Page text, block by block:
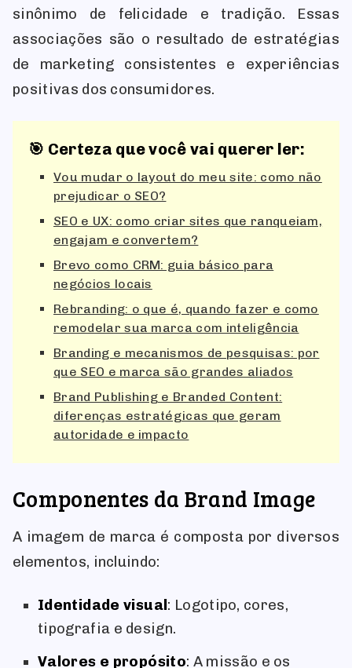
sinônimo de felicidade e tradição. Essas
associações são o resultado de estratégias
de marketing consistentes e experiências
positivas dos consumidores.
🎯 Certeza que você vai querer ler:
Vou mudar o layout do meu site: como não
prejudicar o SEO?
SEO e UX: como criar sites que ranqueiam,
engajam e convertem?
Brevo como CRM: guia básico para
negócios locais
Rebranding: o que é, quando fazer e como
remodelar sua marca com inteligência
Branding e mecanismos de pesquisas: por
que SEO e marca são grandes aliados
Brand Publishing e Branded Content:
diferenças estratégicas que geram
autoridade e impacto
Componentes da Brand Image
A imagem de marca é composta por diversos
elementos, incluindo:
Identidade visual: Logotipo, cores,
tipografia e design.
Valores e propósito: A missão e os